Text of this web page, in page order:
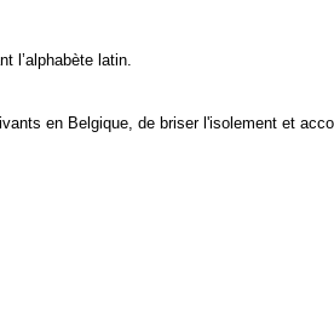
l’alphabète latin.
en Belgique, de briser l'isolement et